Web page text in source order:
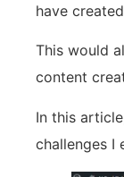
have
This would
content
In this
challenges I